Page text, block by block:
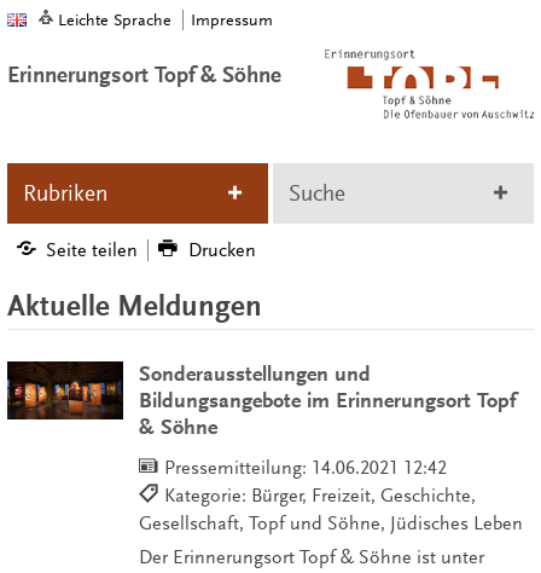
Leichte Sprache Impressum
Erinnerungsort Topf & Söhne
Rubriken Suche
Seite teilen Drucken
Aktuelle Meldungen
Sonderausstellungen und
Bildungsangebote im Erinnerungsort Topf
& Söhne
Pressemitteilung: 14.06.2021 12:42
Kategorie: Bürger, Freizeit, Geschichte,
Gesellschaft, Topf und Söhne, Jüdisches Leben
Der Erinnerungsort Topf & Söhne ist unter